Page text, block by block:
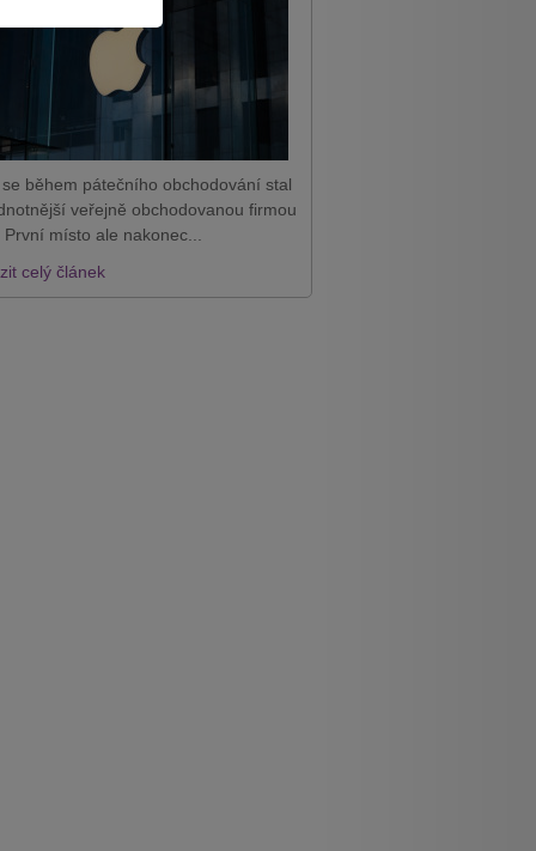
během pátečního obchodování stal
veřejně obchodovanou firmou
místo ale nakonec...
celý článek